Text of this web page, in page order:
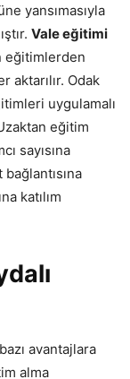
yansımasıyla
Vale eğitimi
eğitimlerden
aktarılır. Odak
uygulamalı
eğitim
sayısına
katılım
avantajlara
alma